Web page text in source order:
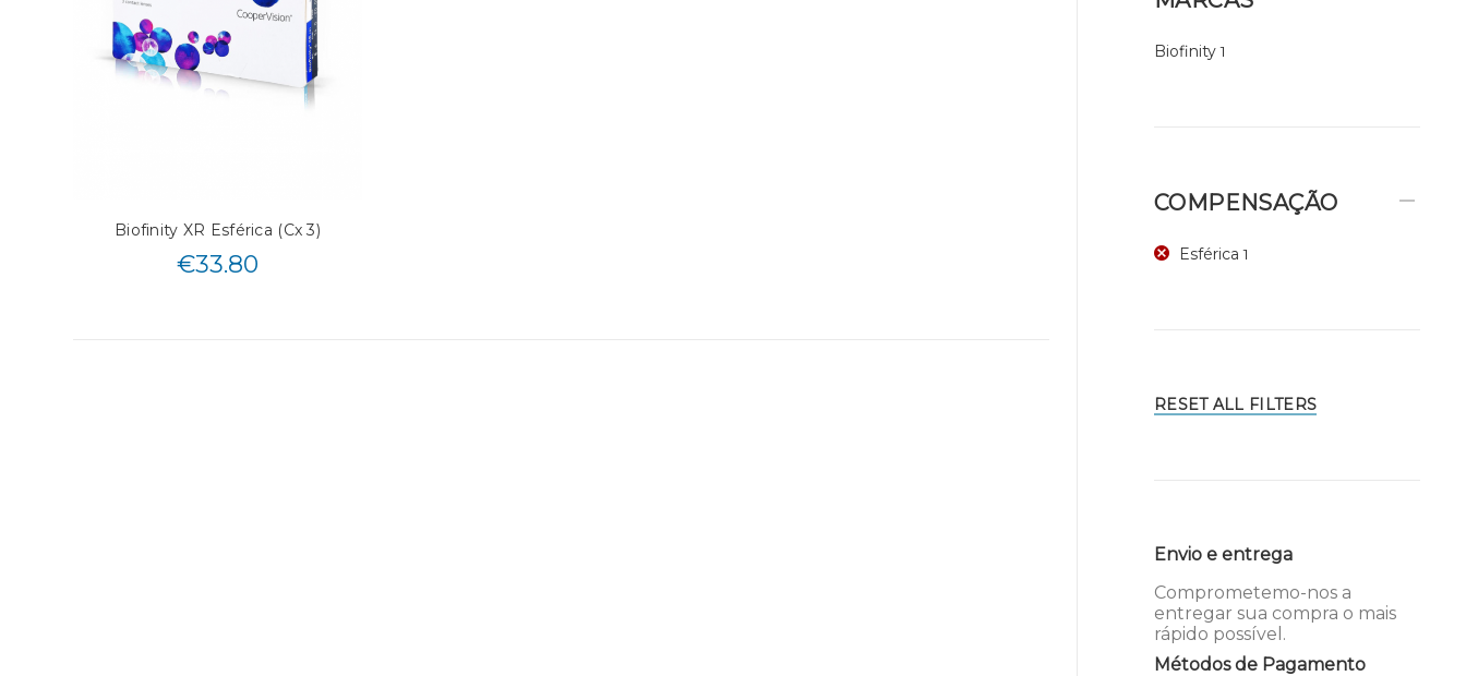
Biofinity XR Esférica (Cx 3)
€33.80
Biofinity 1
COMPENSAÇÃO
Esférica 1
RESET ALL FILTERS
Envio e entrega
Comprometemo-nos a
entregar sua compra o mais
rápido possível.
Métodos de Pagamento